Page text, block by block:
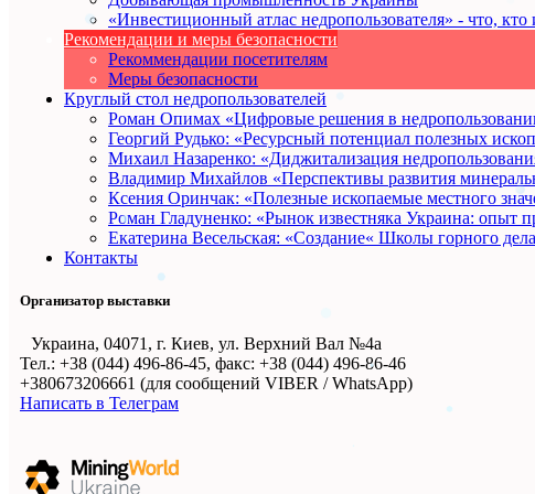
«Инвестиционный атлас недропользователя» - что, кто
Рекомендации и меры безопасности
Рекоммендации посетителям
Меры безопасности
Круглый стол недропользователей
Роман Опимах «Цифровые решения в
Георгий Рудько: «Ресурсный потенциал полезных
Михаил Назаренко: «Диджитализация
Владимир Михайлов «Перспективы развития
Ксения Оринчак: «Полезные ископаемые местного
Роман Гладуненко: «Рынок известняка Украина: опыт
Екатерина Весельская: «Создание« Школы горного
Контакты
Организатор выставки
Украина, 04071, г. Киев, ул. Верхний Вал №4а
Тел.: +38 (044) 496-86-45, факс: +38 (044) 496-86-46
+380673206661 (для сообщений VIBER / WhatsApp)
Написать в Телеграм